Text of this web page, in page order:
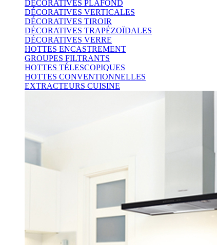
DÉCORATIVES PLAFOND
DÉCORATIVES VERTICALES
DÉCORATIVES TIROIR
DÉCORATIVES TRAPÉZOÏDALES
DÉCORATIVES VERRE
HOTTES ENCASTREMENT
GROUPES FILTRANTS
HOTTES TÉLESCOPIQUES
HOTTES CONVENTIONNELLES
EXTRACTEURS CUISINE